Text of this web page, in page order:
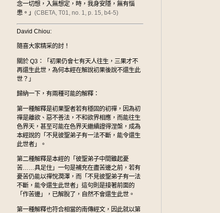
念一切想，入無想定，時，我身安隱，無有惱
患。」 (CBETA, T01, no. 1, p. 15, b4-5)
David Chiou:
隨喜大家精采的討！
關於 Q3：「初果仍會七有天人往生，三果才不
再還生此世，為何本經在解說初果後說不還生此
世？」
歸納一下，有兩種可能的解釋：
第一種解釋是初果聖者若有穩固的初禪，因為初
禪是離欲、惡不善法，不和欲界相應，而能往生
色界天，甚至可能在色界天繼續證得涅槃，成為
本經說的「不見彼聖弟子有一法不斷，能令還生
此世者」。
第二種解釋是本經的「彼聖弟子中間雖起憂
苦……具足住」一句是補充在盡苦邊之前，若有
憂苦仍能以禪悅潤澤，而「不見彼聖弟子有一法
不斷，能令還生此世者」這句則是接著前面的
「作苦邊」，已解脫了，自然不會還生此世。
第一種解釋也符合相當的南傳經文，因此就以第